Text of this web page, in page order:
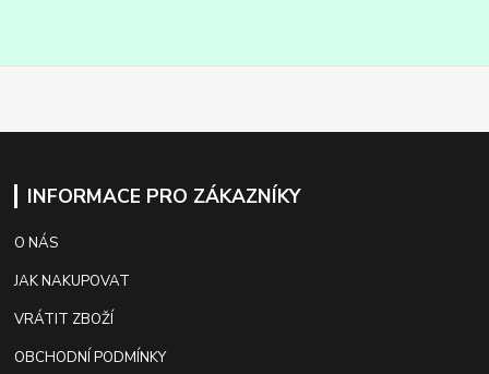
INFORMACE PRO ZÁKAZNÍKY
O NÁS
JAK NAKUPOVAT
VRÁTIT ZBOŽÍ
OBCHODNÍ PODMÍNKY